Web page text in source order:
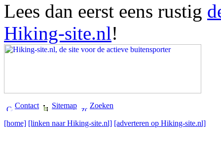
Lees dan eerst eens rustig
Hiking-site.nl!
Contact Sitemap Zoeken
[home] [linken naar Hiking-site.nl] [adverteren op Hiking-site.nl]